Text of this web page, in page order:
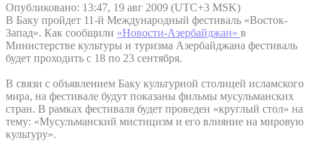
Опубликовано: 13:47, 19 авг 2009 (UTC+3 MSK)
В Баку пройдет 11-й Международный фестиваль «Восток-
Запад». Как сообщили «Новости-Азербайджан» в
Министерстве культуры и туризма Азербайджана фестиваль
будет проходить с 18 по 23 сентября.
В связи с объявлением Баку культурной столицей исламского
мира, на фестивале будут показаны фильмы мусульманских
стран. В рамках фестиваля будет проведен «круглый стол» на
тему: «Мусульманский мистицизм и его влияние на мировую
культуру».